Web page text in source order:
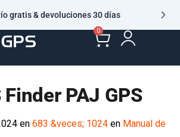
gratis & devoluciones 30 días
0
Finder PAJ GPS
en 683 &veces; 1024 en Manual de